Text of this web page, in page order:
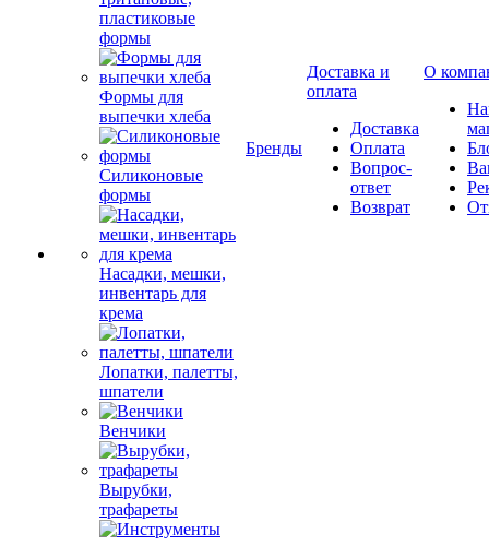
пластиковые
формы
Формы для
выпечки хлеба
Силиконовые
формы
Насадки, мешки,
инвентарь для
крема
Лопатки, палетты,
шпатели
Венчики
Вырубки,
трафареты
Бренды
Доставка и
оплата
Доставка
Оплата
Вопрос-
ответ
Возврат
О